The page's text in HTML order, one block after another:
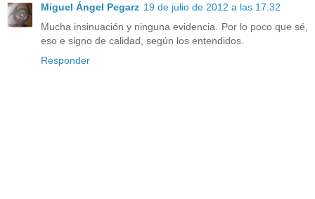
Miguel Ángel Pegarz 19 de julio de 2012 a las 17:32
Mucha insinuación y ninguna evidencia. Por lo poco que sé,
eso e signo de calidad, según los entendidos.
Responder